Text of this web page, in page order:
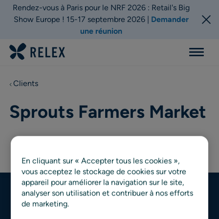
Rendez-vous à Paris pour le NRF 2026 : Retail's Big
Show Europe ! 15-17 septembre 2026 | Demander
une réunion
Menu
Clients
Sprouts Farmers Market
En cliquant sur « Accepter tous les cookies »,
vous acceptez le stockage de cookies sur votre
appareil pour améliorer la navigation sur le site,
analyser son utilisation et contribuer à nos efforts
de marketing.